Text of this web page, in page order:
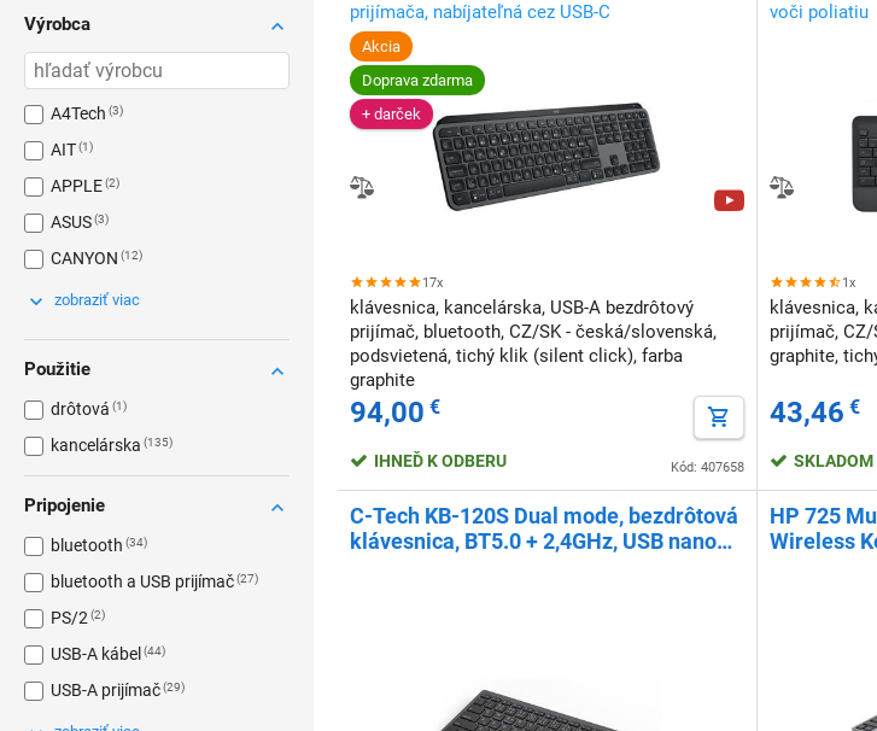
Výrobca
A4Tech 3
AIT 1
APPLE 2
ASUS 3
CANYON 12
zobraziť viac
Použitie
drôtová 1
kancelárska 135
Pripojenie
bluetooth 34
bluetooth a USB prijímač 27
PS/2 2
USB-A kábel 44
USB-A prijímač 29
prijímača, nabíjateľná cez USB-C
Akcia
Doprava zdarma
+ darček
17x
klávesnica, kancelárska, USB-A bezdrôtový
prijímač, bluetooth, CZ/SK - česká/slovenská,
podsvietená, tichý klik (silent click), farba
graphite
94,00 €
Kód: 407658
IHNEĎ K ODBERU
voči poliatiu
1x
klávesnica,
prijímač,
graphite,
43,46 €
SKLADOM
C-Tech KB-120S Dual mode, bezdrôtová
klávesnica, BT5.0 + 2,4GHz, USB nano
HP 725
Wireless